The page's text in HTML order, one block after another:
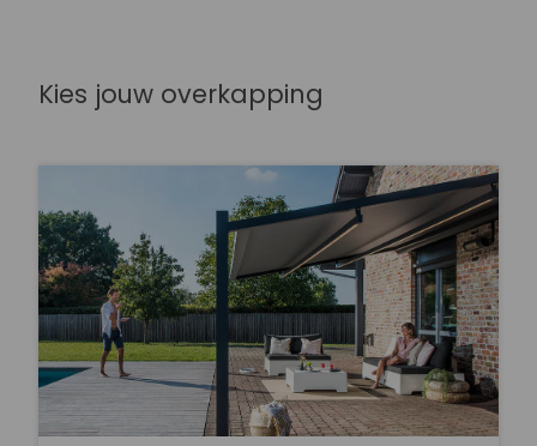
Kies jouw overkapping